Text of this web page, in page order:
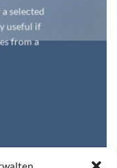
selected
useful if
from a